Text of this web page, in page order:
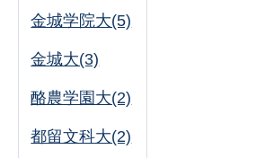
金城学院大(5)
金城大(3)
酪農学園大(2)
都留文科大(2)